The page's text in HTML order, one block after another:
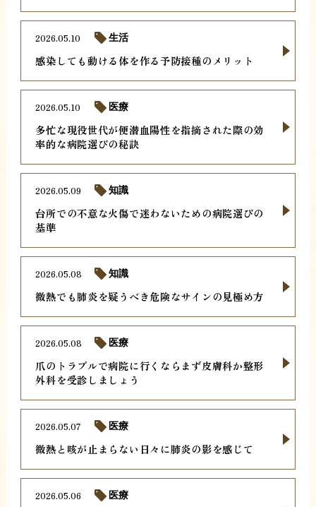
感染しても動ける体を作る予防接種のメリット
2026.05.10 生活
多忙な現役世代が便潜血陽性を指摘された際の効
率的な病院選びの秘訣
2026.05.10 医療
台所での不意な火傷で迷わないための病院選びの
基準
2026.05.09 知識
微熱でも肺炎を疑うべき危険なサインの見極め方
2026.05.08 知識
爪のトラブルで病院に行くならまず皮膚科か整形
外科を受診しましょう
2026.05.08 医療
微熱と咳が止まらない日々に肺炎の影を感じて
2026.05.07 医療
2026.05.06 医療